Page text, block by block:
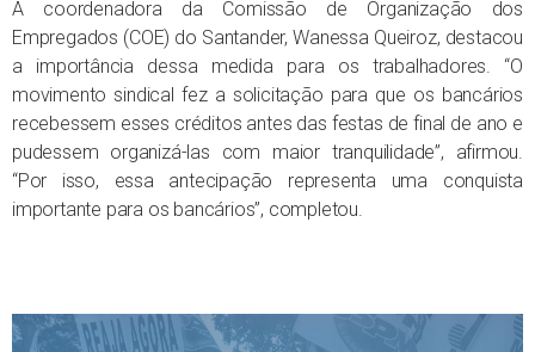
A coordenadora da Comissão de Organização dos
Empregados (COE) do Santander, Wanessa Queiroz, destacou
a importância dessa medida para os trabalhadores. “O
movimento sindical fez a solicitação para que os bancários
recebessem esses créditos antes das festas de final de ano e
pudessem organizá-las com maior tranquilidade”, afirmou.
“Por isso, essa antecipação representa uma conquista
importante para os bancários”, completou.